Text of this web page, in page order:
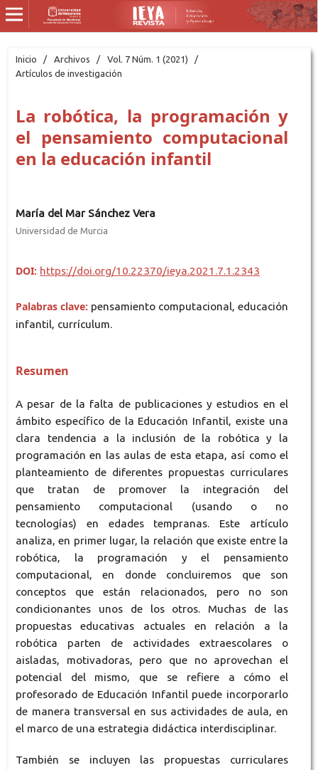
Inicio / Archivos / Vol. 7 Núm. 1 (2021)
/
Artículos de investigación
La robótica, la programación y
el pensamiento computacional
en la educación infantil
María del Mar Sánchez Vera
Universidad de Murcia
DOI: https://doi.org/10.22370/ieya.2021.7.1.2343
Palabras clave: pensamiento computacional, educación
infantil, currículum.
Resumen
A pesar de la falta de publicaciones y estudios en el
ámbito específico de la Educación Infantil, existe una
clara tendencia a la inclusión de la robótica y la
programación en las aulas de esta etapa, así como el
planteamiento de diferentes propuestas curriculares
que tratan de promover la integración del
pensamiento computacional (usando o no
tecnologías) en edades tempranas. Este artículo
analiza, en primer lugar, la relación que existe entre la
robótica, la programación y el pensamiento
computacional, en donde concluiremos que son
conceptos que están relacionados, pero no son
condicionantes unos de los otros. Muchas de las
propuestas educativas actuales en relación a la
robótica parten de actividades extraescolares o
aisladas, motivadoras, pero que no aprovechan el
potencial del mismo, que se refiere a cómo el
profesorado de Educación Infantil puede incorporarlo
de manera transversal en sus actividades de aula, en
el marco de una estrategia didáctica interdisciplinar.
También se incluyen las propuestas curriculares